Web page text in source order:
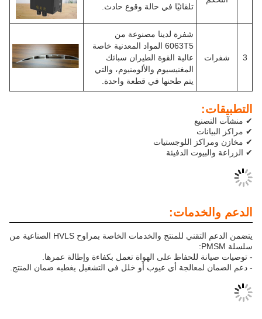
تلقائيًا في حالة وقوع حادث.
شفرة لدينا مصنوعة من
6063T5 المواد المعدنية خاصة
عالية القوة الطيران سبائك
المغنيسيوم والألومنيوم، والتي
يتم طحنها في قطعة واحدة.
اللوجستيات
الدفيئة
يتضمن الدعم التقني للمنتج والخدمات الخاصة بمراوح HVLS الصناعية من
على الهواة تعمل بكفاءة وإطالة عمرها.
أي عيوب أو خلل في التشغيل يغطيه ضمان المنتج.